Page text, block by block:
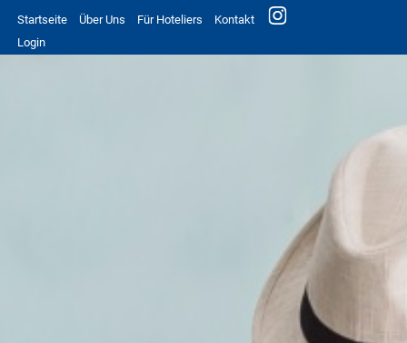
Startseite Über Uns Für Hoteliers
Kontakt
Login